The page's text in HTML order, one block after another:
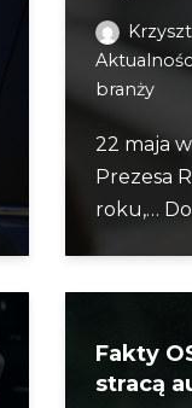
branży
22 maja
Prezesa
roku,…
Fakty
stracą